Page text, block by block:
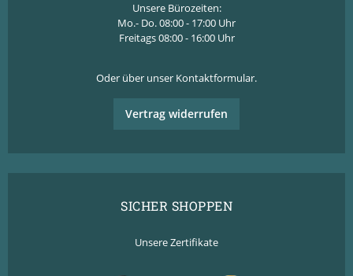
Unsere Bürozeiten:
Mo.- Do. 08:00 - 17:00 Uhr
Freitags 08:00 - 16:00 Uhr
Oder über unser Kontaktformular.
Vertrag widerrufen
SICHER SHOPPEN
Unsere Zertifikate